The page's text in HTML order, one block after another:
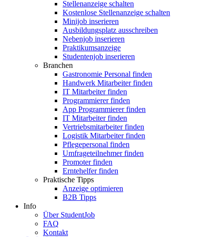
Stellenanzeige schalten
Kostenlose Stellenanzeige schalten
Minijob inserieren
Ausbildungsplatz ausschreiben
Nebenjob inserieren
Praktikumsanzeige
Studentenjob inserieren
Branchen
Gastronomie Personal finden
Handwerk Mitarbeiter finden
IT Mitarbeiter finden
Programmierer finden
App Programmierer finden
IT Mitarbeiter finden
Vertriebsmitarbeiter finden
Logistik Mitarbeiter finden
Pflegepersonal finden
Umfrageteilnehmer finden
Promoter finden
Erntehelfer finden
Praktische Tipps
Anzeige optimieren
B2B Tipps
Info
Über StudentJob
FAQ
Kontakt